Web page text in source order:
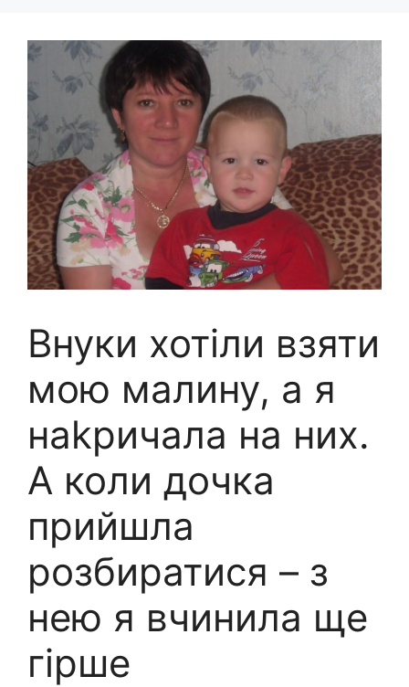
Внуки хотіли взяти
мою малину, а я
наkричала на них.
А коли дочка
прийшла
розбиратися – з
нею я вчинила ще
гірше